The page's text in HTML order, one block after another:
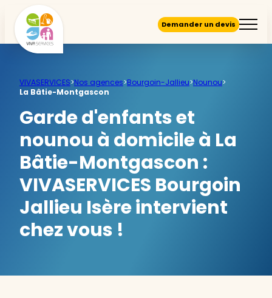
Demander un devis
VIVASERVICES>Nos agences>Bourgoin-Jallieu>Nounou>
La Bâtie-Montgascon
Garde d'enfants et
nounou à domicile à La
Bâtie-Montgascon :
VIVASERVICES Bourgoin
Jallieu Isère intervient
chez vous !